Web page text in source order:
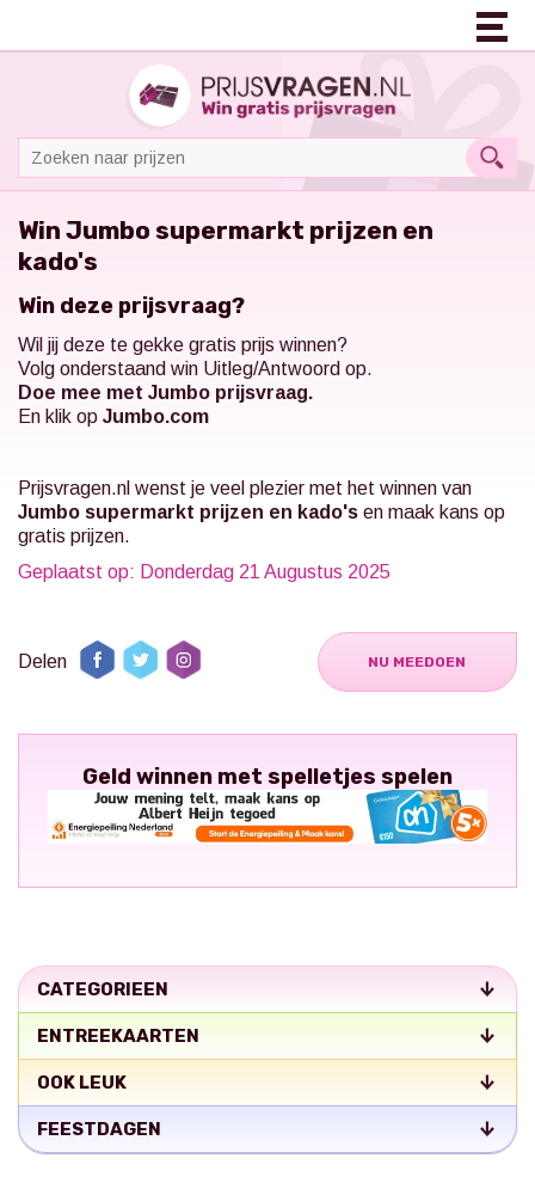
Win Jumbo supermarkt prijzen en
kado's
Win deze prijsvraag?
Wil jij deze te gekke gratis prijs winnen?
Volg onderstaand win Uitleg/Antwoord op.
Doe mee met Jumbo prijsvraag.
En klik op Jumbo.com
Prijsvragen.nl wenst je veel plezier met het winnen van
Jumbo supermarkt prijzen en kado's en maak kans op
gratis prijzen.
Geplaatst op: Donderdag 21 Augustus 2025
Delen NU MEEDOEN
Geld winnen met spelletjes spelen
CATEGORIEEN
ENTREEKAARTEN
OOK LEUK
FEESTDAGEN